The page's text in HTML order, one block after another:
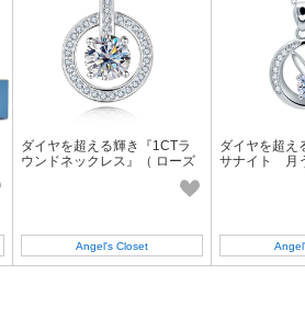
ダイヤを超える輝き『1CTラ
ウンドネックレス』（ ローズ
ギフトBOX・BAG・証明書付
Angel's Closet
ダイヤを超え
サナイト 月